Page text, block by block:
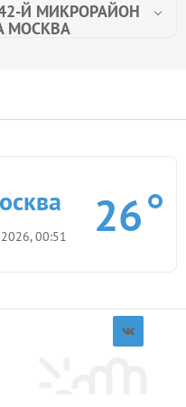
Й МИКРОРАЙОН
МОСКВА
2026, 00:51 26